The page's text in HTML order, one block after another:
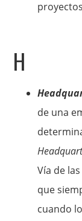
H
de una
Vía de
que
cuando